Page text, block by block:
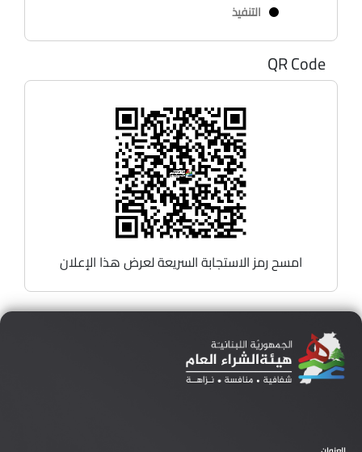
التنفيذ
QR Code
امسح رمز الاستجابة السريعة لعرض هذا الإعلان